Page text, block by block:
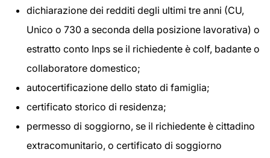
dichiarazione dei redditi degli ultimi tre anni (CU,
Unico o 730 a seconda della posizione lavorativa) o
estratto conto Inps se il richiedente è colf, badante o
collaboratore domestico;
autocertificazione dello stato di famiglia;
certificato storico di residenza;
permesso di soggiorno, se il richiedente è cittadino
extracomunitario, o certificato di soggiorno